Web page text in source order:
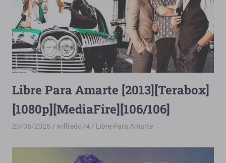
Libre Para Amarte [2013][Terabox]
[1080p][MediaFire][106/106]
23/06/2026 wilfredo74 Libre Para Amarte